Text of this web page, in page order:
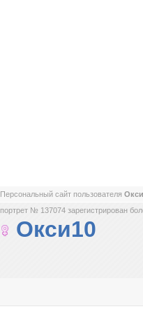
Персональный сайт пользователя
портрет № 137074 зарегистрирован
Окси10